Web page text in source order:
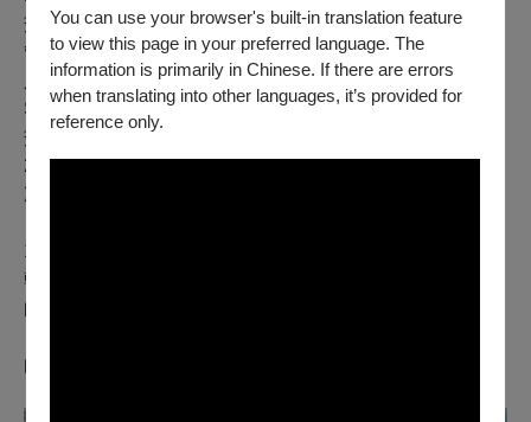
You can use your browser's built-in translation feature
to view this page in your preferred language. The
information is primarily in Chinese. If there are errors
when translating into other languages, it’s provided for
reference only.
交響樂團的協奏曲交鋒，除了「師祖」杜普雷1921年的給
管風琴的《儀仗與祝禱》（Cortège et Litanie）外，最引
人注目的是當代作曲兼指揮大師沙隆年（Esa-Pekka
Salonen）於疫情時創作的《給管風琴與管絃樂團的協奏
交響曲》，此曲風格穿梭古今，管風琴的身分千變萬化，
2023年世界首演備受佳評，正是由拉特利擔任管風琴，此
次則是難得的亞洲首演。
10月18日則是夫彈婦隨的大驚喜，除了拉特利之外，他的
韓裔夫人李申英也是著名管風琴演奏家。這場將呈現獨特
的四手聯彈，曲目主要以舞曲進行管風琴改編，有拉摩的
曲〉，還有史特拉汶斯基的《春之祭》。